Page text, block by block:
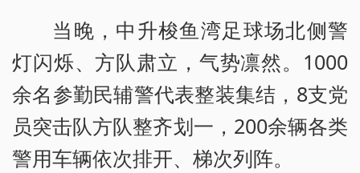
当晚，中升梭鱼湾足球场北侧警
灯闪烁、方队肃立，气势凛然。1000
余名参勤民辅警代表整装集结，8支党
员突击队方队整齐划一，200余辆各类
警用车辆依次排开、梯次列阵。